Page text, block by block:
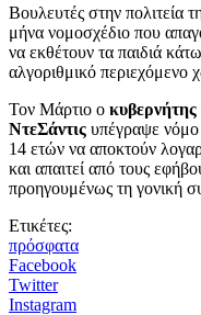
Βουλευτές στην πολιτεία
μήνα νομοσχέδιο που
να εκθέτουν τα παιδιά
αλγοριθμικό περιεχόμενο
Τον Μάρτιο ο
ΝτεΣάντις υπέγραψε νόμο
14 ετών να αποκτούν
και απαιτεί από τους
προηγουμένως τη γονική
Ετικέτες:
πρόσφατα
Facebook
Twitter
Instagram